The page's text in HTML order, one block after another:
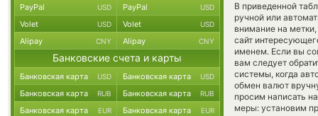
В приведенной
ручной или
внимание на
сайт
именем. Если вы
вам следует
системы, когда
обмен валют
просим написать
меры: установим
PayPal USD PayPal USD
Volet USD Volet USD
Alipay CNY Alipay CNY
Банковские счета и карты
Банковская карта USD Банковская карта USD
Банковская карта RUB Банковская карта RUB
Банковская карта EUR Банковская карта EUR